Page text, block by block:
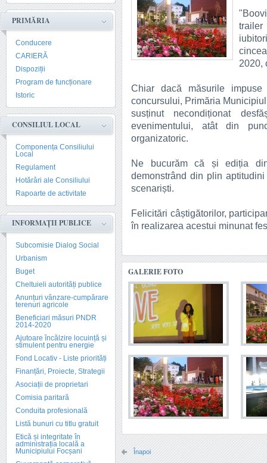
PRIMĂRIA
Conducere
CARIERĂ
Dispoziții
Program de funcționare
Istoric
CONSILIUL LOCAL
Componența Consiliului
Local
Regulament
Hotărâri ale Consiliului
Rapoarte de activitate
INFORMAȚII PUBLICE
Subcomisie Dialog Social
Urbanism
Buget
Cheltuieli autorități publice
Anunțuri vânzare-cumpărare
terenuri agricole
Beneficiari măsuri PNDR
2014-2020
Ajutoare încălzire locuință și
stimulent pentru energie
Fond Locativ - Liste priorități
Finanțări, Proiecte, Strategii
Asociații de proprietari
Comisia paritară
Conduita profesională
Listă bunuri cu titlu gratuit
Etică și integritate în
administrația locală a
Municipiului Focșani
2020,
Chiar dacă măsurile
concursului, Primăria
susținut necondiționat
evenimentului, atât din
organizatoric.
Ne bucurăm că și ediția
demonstrând din plin
scenariști.
Felicitări câștigătorilor,
în realizarea acestui minunat
GALERIE FOTO
Înapoi